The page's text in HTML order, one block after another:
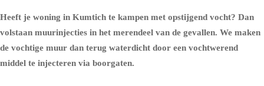
Heeft je woning in Kumtich te kampen met opstijgend vocht? Dan
volstaan muurinjecties in het merendeel van de gevallen. We maken
de vochtige muur dan terug waterdicht door een vochtwerend
middel te injecteren via boorgaten.